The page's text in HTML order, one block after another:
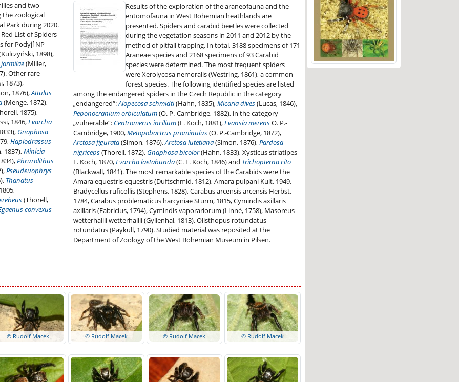
and two
the zoological
Park during 2020.
List of Spiders
for Podyjí NP
1898),
(Miller,
Other rare
1873),
1876),Attulus
(Menge, 1872),
1875),
1846,Evarcha
Gnaphosa
Haplodrassus
1837),Minicia
Phrurolithus
Pseudeuophrys
Thanatus
(Thorell,
convexus
Results of the exploration of the araneofauna and the
entomofauna in West Bohemian heathlands are
presented. Spiders and carabid beetles were collected
during the vegetation seasons in 2011 and 2012 by the
method of pitfall trapping. In total, 3188 specimens of 171
Araneae species and 2168 specimens of 93 Carabid
species were determined. The most frequent spiders
were Xerolycosa nemoralis (Westring, 1861), a common
forest species. The following identified species are listed
among the endangered spiders in the Czech Republic in the category
„endangered“:Alopecosa schmidti(Hahn, 1835),Micaria dives(Lucas, 1846),
Peponocranium orbiculatum(O. P.-Cambridge, 1882), in the category
„vulnerable“: Centromerus incilium(L. Koch, 1881),Evansia merensO. P.-
Cambridge, 1900,Metopobactrus prominulus(O. P.-Cambridge, 1872),
Arctosa figurata(Simon, 1876),Arctosa lutetiana(Simon, 1876),Pardosa
nigriceps(Thorell, 1872), Gnaphosa bicolor(Hahn, 1833), Xysticus striatipes
L. Koch, 1870,Evarcha laetabunda(C. L. Koch, 1846) and Trichopterna cito
(Blackwall, 1841). The most remarkable species of the Carabids were the
Amara equestris equestris (Duftschmid, 1812), Amara pulpani Kult, 1949,
Bradycellus ruficollis (Stephens, 1828), Carabus arcensis arcensis Herbst,
1784, Carabus problematicus harcyniae Sturm, 1815, Cymindis axillaris
axillaris (Fabricius, 1794), Cymindis vaporariorum (Linné, 1758), Masoreus
wetterhallii wetterhallii (Gyllenhal, 1813), Olisthopus rotundatus
rotundatus (Paykull, 1790). Studied material was reposited at the
Department of Zoology of the West Bohemian Museum in Pilsen.
© Rudolf Macek © Rudolf Macek © Rudolf Macek © Rudolf Macek